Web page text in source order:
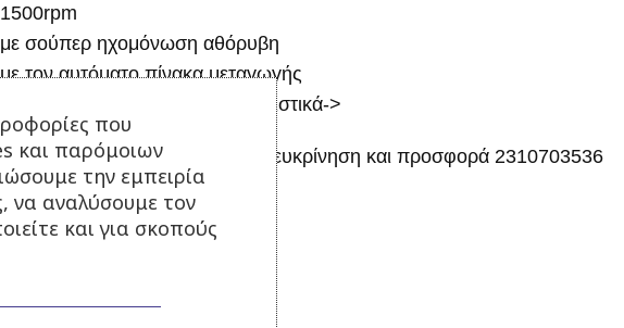
1500rpm
με σούπερ ηχομόνωση αθόρυβη
με τον αυτόματο πίνακα μεταγωγής
άνοιξε το αρχείο με τα χαρακτηριστικά->
καλέστε μας για οποιαδήποτε διευκρίνηση και προσφορά 2310703536
Επιπλέον πληροφορίες
που
και παρόμοιων
την εμπειρία
να αναλύσουμε τον
και για σκοπούς